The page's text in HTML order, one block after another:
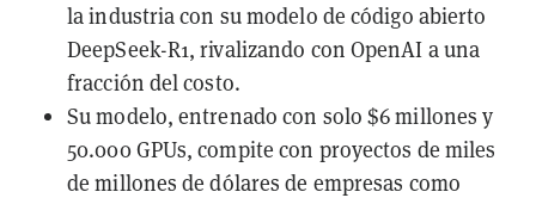
la industria con su modelo de código abierto
DeepSeek-R1, rivalizando con OpenAI a una
fracción del costo.
Su modelo, entrenado con solo $6 millones y
50.000 GPUs, compite con proyectos de miles
de millones de dólares de empresas como